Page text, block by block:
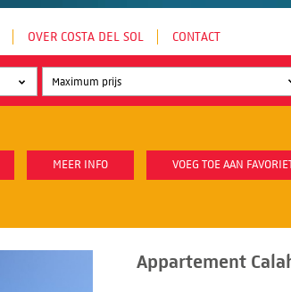
OVER COSTA DEL SOL CONTACT
MEER INFO VOEG TOE AAN
Appartement